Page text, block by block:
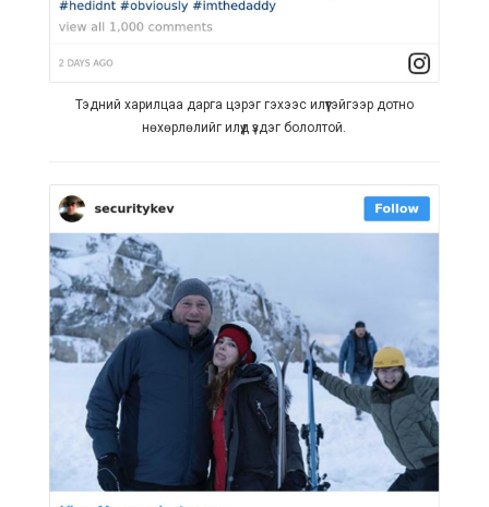
Тэдний харилцаа дарга цэрэг гэхээс илүүтэйгээр дотно
нөхөрлөлийг илүүд үздэг бололтой.